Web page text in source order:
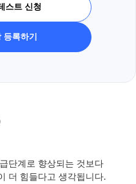
스트 신청
록하기
단계로 향상되는 것보다
더 힘들다고 생각됩니다.